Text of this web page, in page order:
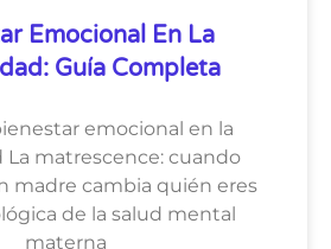
Emocional En La
Guía Completa
emocional en la
matrescence: cuando
madre cambia quién eres
de la salud mental
materna